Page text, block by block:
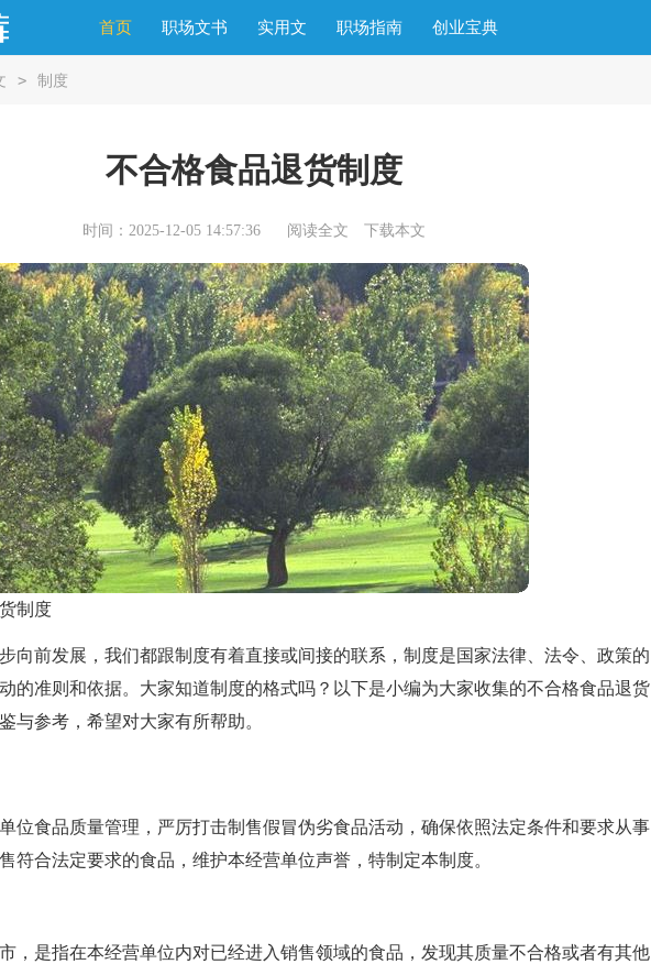
首页 职场文书 实用文 职场指南 创业宝典
> 制度
不合格食品退货制度
时间：2025-12-05 14:57:36 阅读全文 下载本文
制度
向前发展，我们都跟制度有着直接或间接的联系，制度是国家法律、法令、政策的
的准则和依据。大家知道制度的格式吗？以下是小编为大家收集的不合格食品退货
与参考，希望对大家有所帮助。
位食品质量管理，严厉打击制售假冒伪劣食品活动，确保依照法定条件和要求从事
符合法定要求的食品，维护本经营单位声誉，特制定本制度。
，是指在本经营单位内对已经进入销售领域的食品，发现其质量不合格或者有其他